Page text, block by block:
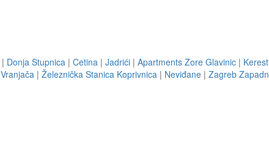
| Donja Stupnica | Cetina | Jadrići | Apartments Zore Glavinic |
Vranjača | Železnička Stanica Koprivnica | Neviđane | Zagreb